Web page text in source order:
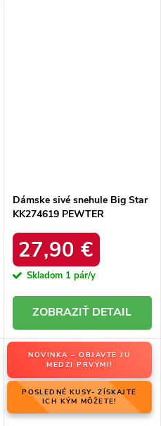
Dámske sivé snehule Big Star
KK274619 PEWTER
27,90 €
Skladom 1 pár/y
DETAIL
NOVINKA – OBJAVTE JU
MEDZI PRVÝMI!
POSLEDNÉ KUSY- ZÍSKAJTE
ICH KÝM MÔŽETE!